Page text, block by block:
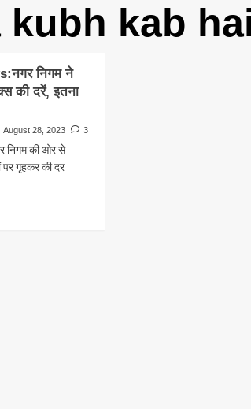
kubh kab
निगम ने
की दरें, इतना
August 28, 2023 3
निगम की ओर से
पर गृहकर की दर